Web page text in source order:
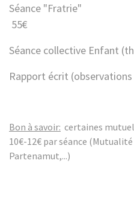
Séance
55€
Séance collective
Rapport écrit
Bon à savoir: certaines
10€-12€ par séance
Partenamut,...)